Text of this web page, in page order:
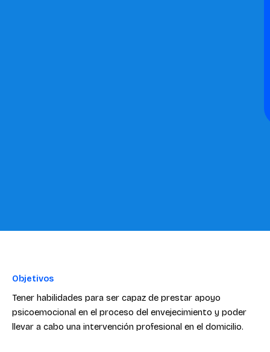
Objetivos
Tener habilidades para ser capaz de prestar apoyo
psicoemocional en el proceso del envejecimiento y poder
llevar a cabo una intervención profesional en el domicilio.